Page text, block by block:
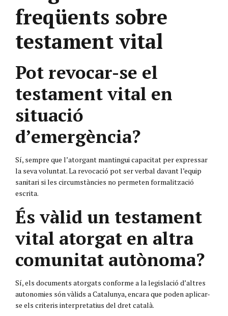
freqüents sobre
testament vital
Pot revocar-se el
testament vital en
situació
d’emergència?
Sí, sempre que l’atorgant mantingui capacitat per expressar
la seva voluntat. La revocació pot ser verbal davant l’equip
sanitari si les circumstàncies no permeten formalització
escrita.
És vàlid un testament
vital atorgat en altra
comunitat autònoma?
Sí, els documents atorgats conforme a la legislació d’altres
autonomies són vàlids a Catalunya, encara que poden aplicar-
se els criteris interpretatius del dret català.